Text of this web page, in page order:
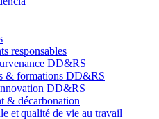
responsables
DD&RS
& formations DD&RS
DD&RS
& décarbonation
et qualité de vie au travail